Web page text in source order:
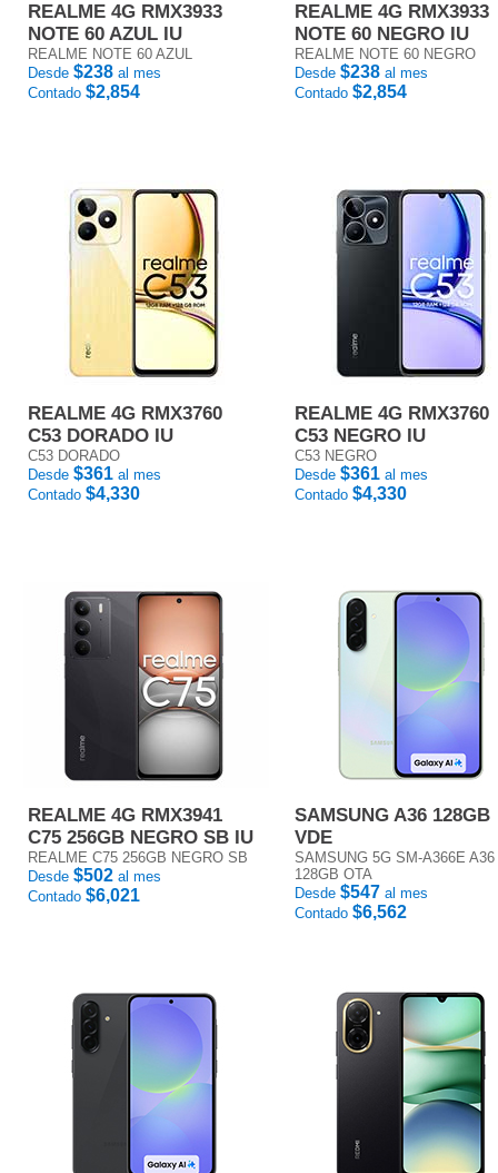
REALME 4G RMX3933
NOTE 60 AZUL IU
REALME NOTE 60 AZUL
Desde $238 al mes
Contado $2,854
REALME 4G RMX3933
NOTE 60 NEGRO IU
REALME NOTE 60 NEGRO
Desde $238 al mes
Contado $2,854
REALME 4G RMX3760
C53 DORADO IU
C53 DORADO
Desde $361 al mes
Contado $4,330
REALME 4G RMX3760
C53 NEGRO IU
C53 NEGRO
Desde $361 al mes
Contado $4,330
REALME 4G RMX3941
C75 256GB NEGRO SB IU
REALME C75 256GB NEGRO SB
Desde $502 al mes
Contado $6,021
SAMSUNG A36 128GB
VDE
SAMSUNG 5G SM-A366E A36
128GB OTA
Desde $547 al mes
Contado $6,562